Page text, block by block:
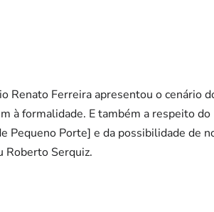
Renato Ferreira apresentou o cenário
à formalidade. E também a respeito
Pequeno Porte] e da possibilidade de
Roberto Serquiz.